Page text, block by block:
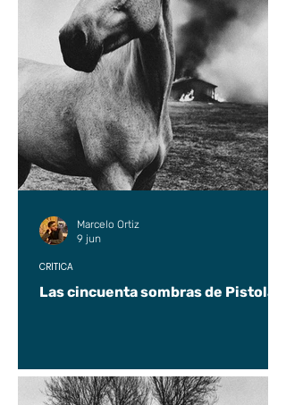
Las cincuenta sombras de Pistolas
CRÍTICA
Marcelo Ortiz
9 jun